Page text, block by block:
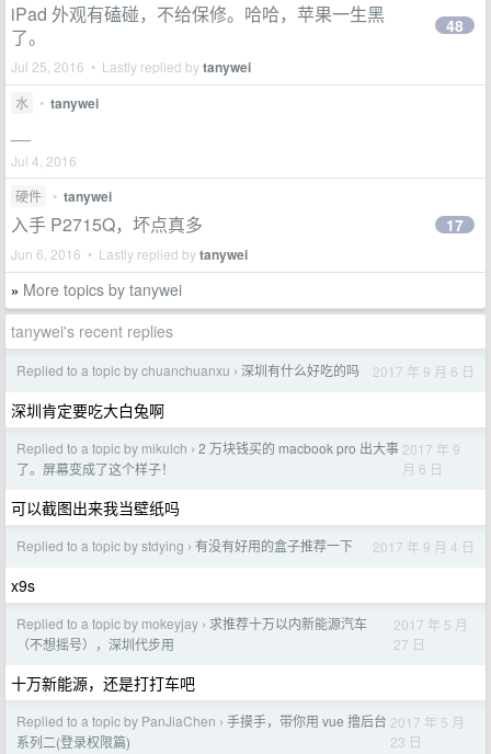
iPad 外观有磕碰，不给保修。哈哈，苹果一生黑
了。
Jul 25, 2016 • Lastly replied bytanywei
48
水 • tanywei
Jul 4, 2016
硬件
• tanywei
入手 P2715Q，坏点真多
Jun 6, 2016 • Lastly replied bytanywei
17
» More topics by tanywei
tanywei's recent replies
Replied to a topic by chuanchuanxu › 深圳有什么好吃的吗 2017 年 9 月 6 日
深圳肯定要吃大白兔啊
Replied to a topic by mikulch › 2 万块钱买的 macbook pro 出大事
了。屏幕变成了这个样子！
2017 年 9
月 6 日
可以截图出来我当壁纸吗
Replied to a topic by stdying › 有没有好用的盒子推荐一下 2017 年 9 月 4 日
x9s
Replied to a topic by mokeyjay › 求推荐十万以内新能源汽车
（不想摇号），深圳代步用
2017 年 5 月
27 日
十万新能源，还是打打车吧
Replied to a topic by PanJiaChen › 手摸手，带你用 vue 撸后台
系列二(登录权限篇)
2017 年 5 月
23 日